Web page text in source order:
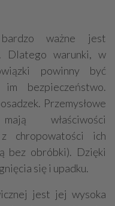
ważne jest
Dlatego warunki, w
powinny być
bezpieczeństwo.
Przemysłowe
właściwości
chropowatości ich
bez obróbki). Dzięki
się i upadku.
jest jej wysoka